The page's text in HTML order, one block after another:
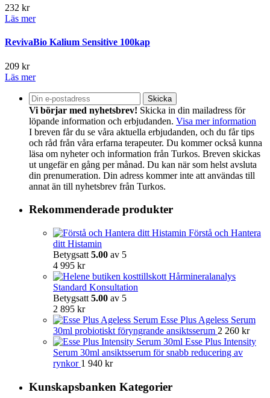
232 kr
Läs mer
RevivaBio Kalium Sensitive 100kap
209 kr
Läs mer
Vi börjar med nyhetsbrev! Skicka in din mailadress för
löpande information och erbjudanden. Visa mer information
I breven får du se våra aktuella erbjudanden, och du får tips
och råd från våra erfarna terapeuter. Du kommer också kunna
läsa om nyheter och information från Turkos. Breven skickas
ut ungefär en gång per månad. Du kan när som helst avsluta
din prenumeration. Din adress kommer inte att användas till
annat än till nyhetsbrev från Turkos.
Rekommenderade produkter
Förstå och Hantera
ditt Histamin
Betygsatt 5.00 av 5
4 995 kr
Hårmineralanalys
Standard Konsultation
Betygsatt 5.00 av 5
2 895 kr
Esse Plus Ageless Serum
30ml probiotiskt föryngrande ansiktsserum 2 260 kr
Esse Plus Intensity
Serum 30ml ansiktsserum för snabb reducering av
rynkor 1 940 kr
Kunskapsbanken Kategorier